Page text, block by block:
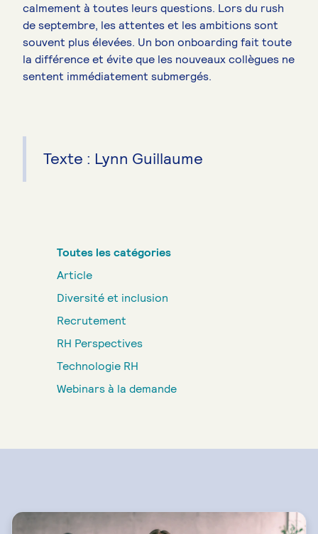
calmement à toutes leurs questions. Lors du rush
de septembre, les attentes et les ambitions sont
souvent plus élevées. Un bon onboarding fait toute
la différence et évite que les nouveaux collègues ne
sentent immédiatement submergés.
Texte : Lynn Guillaume
Toutes les catégories
Article
Diversité et inclusion
Recrutement
RH Perspectives
Technologie RH
Webinars à la demande